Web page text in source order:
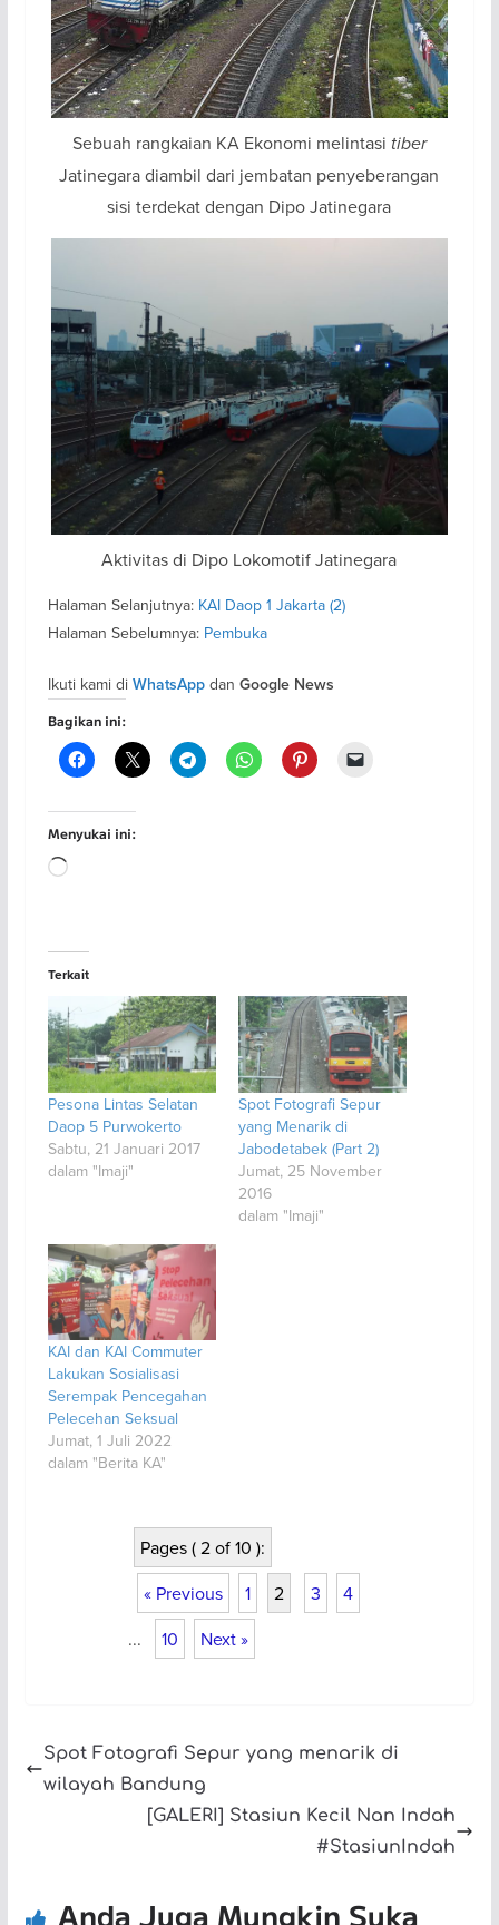
Sebuah rangkaian KA Ekonomi melintasi tiber
Jatinegara diambil dari jembatan penyeberangan
sisi terdekat dengan Dipo Jatinegara
Aktivitas di Dipo Lokomotif Jatinegara
Halaman Selanjutnya: KAI Daop 1 Jakarta (2)
Halaman Sebelumnya: Pembuka
Ikuti kami di WhatsAppdan Google News
Bagikan ini:
Menyukai ini:
Memuat...
Terkait
Pesona Lintas Selatan
Daop 5 Purwokerto
Sabtu, 21 Januari 2017
dalam "Imaji"
Spot Fotografi Sepur
yang Menarik di
Jabodetabek (Part 2)
Jumat, 25 November
2016
dalam "Imaji"
KAI dan KAI Commuter
Lakukan Sosialisasi
Serempak Pencegahan
Pelecehan Seksual
Jumat, 1 Juli 2022
dalam "Berita KA"
Pages ( 2 of 10 ):
« Previous
1 2 3
4
...
10 Next »
Spot Fotografi Sepur yang menarik di
wilayah Bandung
[GALERI] Stasiun Kecil Nan Indah
#StasiunIndah
Anda Juga Mungkin Suka